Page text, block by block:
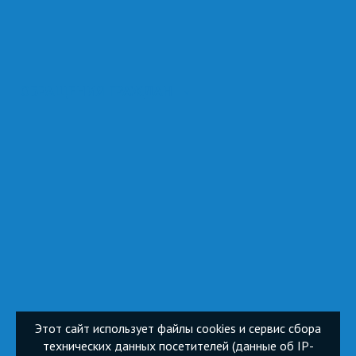
Этот сайт использует файлы cookies и сервис сбора
технических данных посетителей (данные об IP-